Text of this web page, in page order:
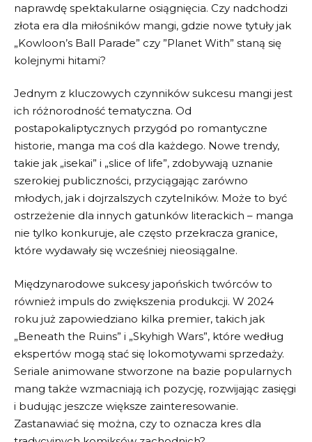
naprawdę ⁢spektakularne osiągnięcia. Czy⁤ nadchodzi
złota era ​dla miłośników‍ mangi, ⁣gdzie nowe tytuły jak
„Kowloon’s Ball Parade”‌ czy ‍”Planet‍ With” staną się
kolejnymi hitami?
Jednym z⁢ kluczowych czynników sukcesu ⁤mangi jest
⁣ich różnorodność tematyczna. Od‍
postapokaliptycznych przygód po‍ romantyczne
historie, ⁢manga ma coś ‌dla każdego. Nowe‌ trendy,
takie jak „isekai” i „slice of ‌life”, zdobywają uznanie
szerokiej publiczności, przyciągając zarówno
młodych, jak i dojrzalszych czytelników.‍ Może⁤ to być
ostrzeżenie dla innych gatunków literackich – manga
nie⁢ tylko ‍konkuruje, ale często przekracza granice,
które wydawały się wcześniej nieosiągalne.
Międzynarodowe sukcesy japońskich twórców‍ to
również ⁤impuls do zwiększenia produkcji. W​ 2024
roku ​już zapowiedziano kilka premier, takich jak
„Beneath the ⁤Ruins” i „Skyhigh Wars”, które według
ekspertów mogą stać się⁢ lokomotywami sprzedaży.
Seriale animowane stworzone na bazie⁣ popularnych
mang także wzmacniają ich‍ pozycję, rozwijając zasięgi
i budując jeszcze ‌większe zainteresowanie.
Zastanawiać się ⁣można, czy to oznacza kres⁣ dla